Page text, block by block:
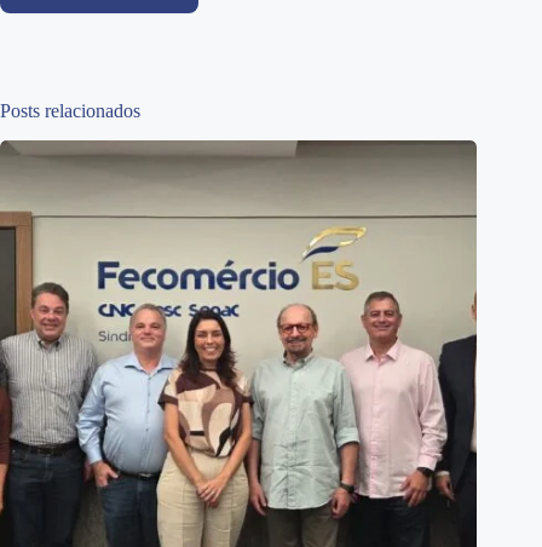
Posts relacionados